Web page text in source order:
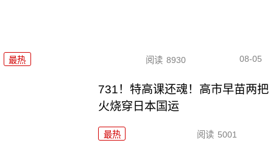
最热 阅读 8930 08-05
731！特高课还魂！高市早苗两把
火烧穿日本国运
最热 阅读 5001